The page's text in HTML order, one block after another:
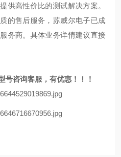
供高性价比的测试解决方案。
的售后服务，苏威尔电子已成
务商。具体业务详情建议直接
号咨询客服，有优惠！！ ！